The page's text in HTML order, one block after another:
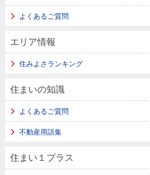
よくあるご質問
エリア情報
住みよさランキング
住まいの知識
よくあるご質問
不動産用語集
住まい１プラス